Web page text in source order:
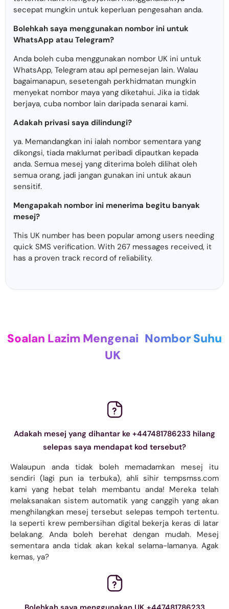
secepat mungkin untuk keperluan pengesahan anda.
Bolehkah saya menggunakan nombor ini untuk
WhatsApp atau Telegram?
Anda boleh cuba menggunakan nombor UK ini untuk
WhatsApp, Telegram atau apl pemesejan lain. Walau
bagaimanapun, sesetengah perkhidmatan mungkin
menyekat nombor maya yang diketahui. Jika ia tidak
berjaya, cuba nombor lain daripada senarai kami.
Adakah privasi saya dilindungi?
ya. Memandangkan ini ialah nombor sementara yang
dikongsi, tiada maklumat peribadi dipautkan kepada
anda. Semua mesej yang diterima boleh dilihat oleh
semua orang, jadi jangan gunakan ini untuk akaun
sensitif.
Mengapakah nombor ini menerima begitu banyak
mesej?
This UK number has been popular among users needing
quick SMS verification. With 267 messages received, it
has a proven track record of reliability.
Soalan Lazim Mengenai Nombor Suhu
UK
Adakah mesej yang dihantar ke +447481786233 hilang
selepas saya mendapat kod tersebut?
Walaupun anda tidak boleh memadamkan mesej itu
sendiri (lagi pun ia terbuka), ahli sihir tempsmss.com
kami yang hebat telah membantu anda! Mereka telah
melaksanakan sistem automatik yang canggih yang akan
menghilangkan mesej tersebut selepas tempoh tertentu.
Ia seperti krew pembersihan digital bekerja keras di latar
belakang. Anda boleh berehat dengan mudah. Mesej
sementara anda tidak akan kekal selama-lamanya. Agak
kemas, ya?